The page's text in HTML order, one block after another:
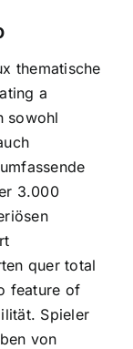
thematische
a
sowohl
3.000
quer total
feature of
Spieler
von